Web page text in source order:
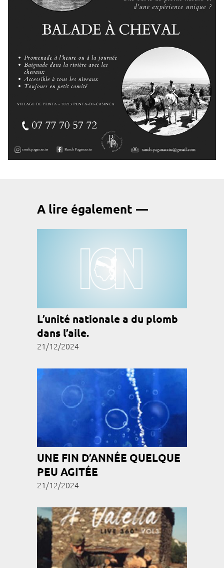
A lire également
L’unité nationale a du plomb
dans l’aile.
21/12/2024
UNE FIN D’ANNÉE QUELQUE
PEU AGITÉE
21/12/2024